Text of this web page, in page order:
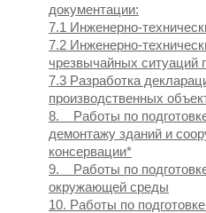
документации:
7.1 Инженерно-
7.2 Инженерно-
чрезвычайных ситуаций
7.3 Разработка
производственных
8. Работы по подготовке
демонтажу зданий и
консервации*
9. Работы по
окружающей среды
10. Работы по